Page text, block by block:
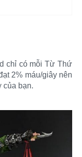
chỉ có mỗi Từ Thứ
2% máu/giây nên
của bạn.